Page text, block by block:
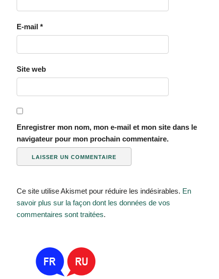
E-mail *
Site web
Enregistrer mon nom, mon e-mail et mon site dans le
navigateur pour mon prochain commentaire.
Ce site utilise Akismet pour réduire les indésirables. En
savoir plus sur la façon dont les données de vos
commentaires sont traitées.